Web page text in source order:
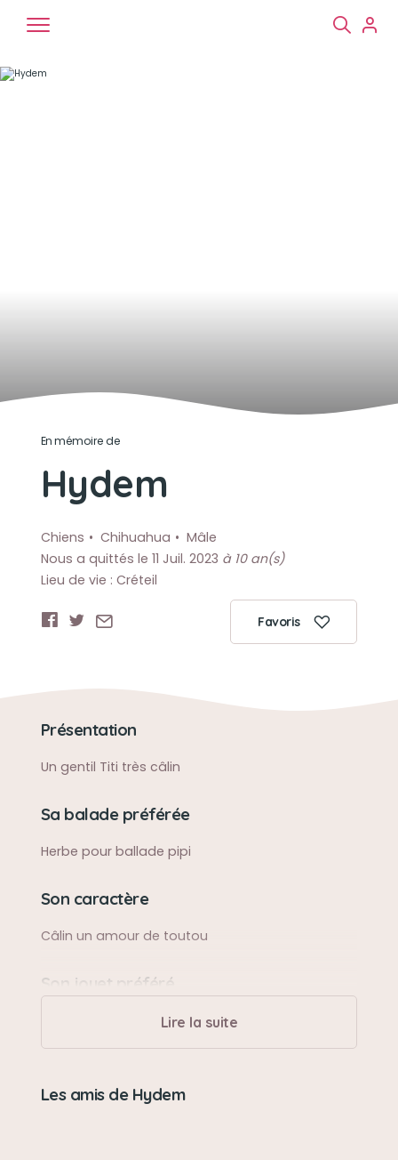
En mémoire de
Hydem
Chiens Chihuahua
Mâle
Nous a quittés le 11 Juil. 2023 à 10 an(s)
Lieu de vie : Créteil
Favoris
Présentation
Un gentil Titi très câlin
Sa balade préférée
Herbe pour ballade pipi
Son caractère
Câlin un amour de toutou
Son jouet préféré
Lire la suite
Les amis de Hydem